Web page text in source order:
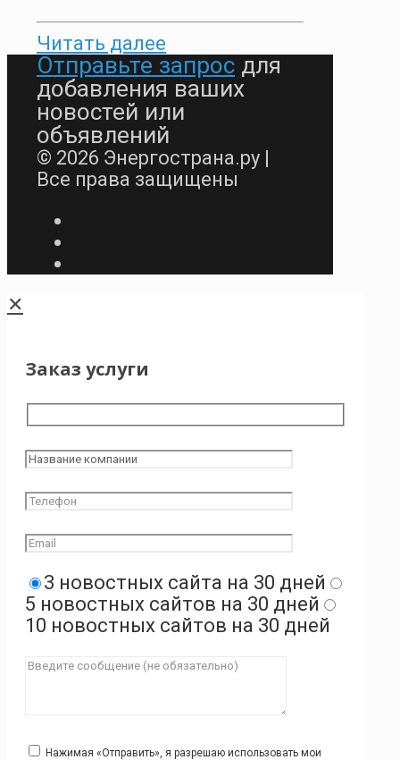
Читать далее
Отправьте запрос для
добавления ваших
новостей или
объявлений
© 2026 Энергострана.ру |
Все права защищены
✕
Заказ услуги
3 новостных сайта на 30 дней
5 новостных сайтов на 30 дней
10 новостных сайтов на 30 дней
Нажимая «Отправить», я разрешаю использовать мои